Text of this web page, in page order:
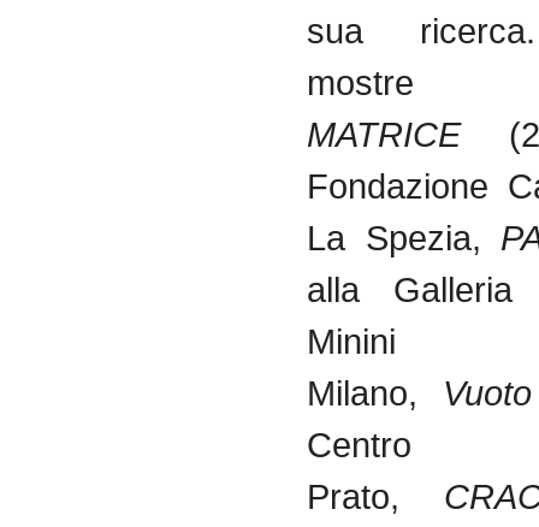
sua
mostre
MATRICE
Fondazione
La Spezia,
alla Galleria
Milano, Vuoto
Centro
Prato,